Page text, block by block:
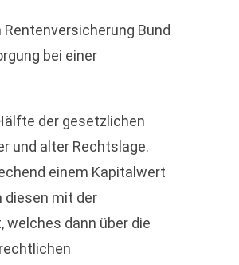
Bund
bei einer
der gesetzlichen
und alter Rechtslage.
einem Kapitalwert
diesen mit der
welches dann über die